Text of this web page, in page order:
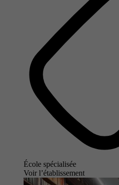
École spécialisée
Voir l’établissement